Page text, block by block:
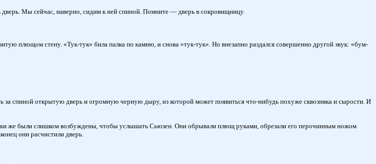
Мы сейчас, наверно, сидим к ней спиной. Помните — дверь в сокровищницу.
плющом стену. «Тук-тук» била палка по камню, и снова «тук-тук». Но внезапно раздался совершенно другой звук: «бум-
спиной открытую дверь и огромную черную дыру, из которой может появиться что-нибудь похуже сквозняка и сырости. И
же были слишком возбуждены, чтобы услышать Сьюзен. Они обрывали плющ руками, обрезали его перочинным ножом
они расчистили дверь.